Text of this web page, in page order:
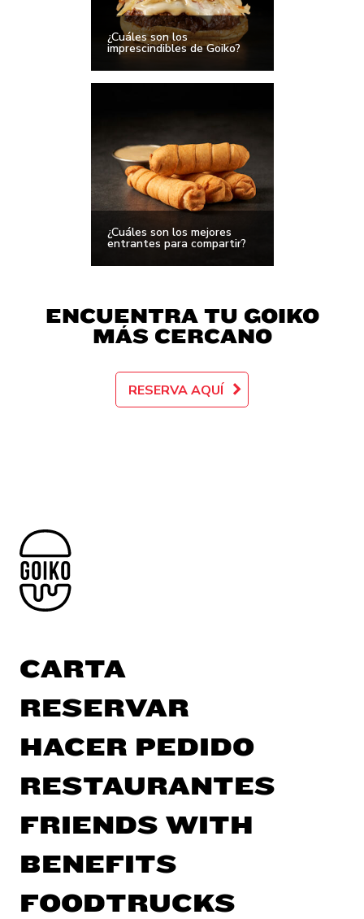
¿Cuáles son los
imprescindibles de Goiko?
¿Cuáles son los mejores
entrantes para compartir?
ENCUENTRA TU GOIKO
MÁS CERCANO
RESERVA AQUÍ
CARTA
RESERVAR
HACER PEDIDO
RESTAURANTES
FRIENDS WITH
BENEFITS
FOODTRUCKS